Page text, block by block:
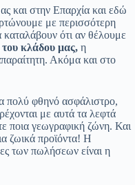
και στην Επαρχία και εδώ
με περισσότερη
ότι αν θέλουμε
κλάδου μας, η
Ακόμα και στο
πολύ φθηνό ασφάλιστρο,
με αυτά τα λεφτά
ποια γεωγραφική ζώνη. Και
ζωικά προϊόντα! Η
των πωλήσεων είναι η